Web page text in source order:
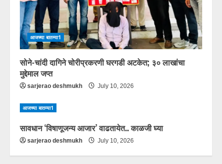
आजच्या बातम्या1
सोने-चांदी दागिने चोरीप्रकरणी घरगडी अटकेत; ३० लाखांचा
मुद्देमाल जप्त
sarjerao deshmukh July 10, 2026
आजच्या बातम्या1
सावधान ‘विषाणूजन्य आजार’ वाढतायेत.. काळजी घ्या
sarjerao deshmukh July 10, 2026